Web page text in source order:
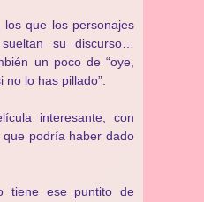
que los personajes
su discurso…
un poco de “oye,
lo has pillado”.
interesante, con
podría haber dado
tiene ese puntito de